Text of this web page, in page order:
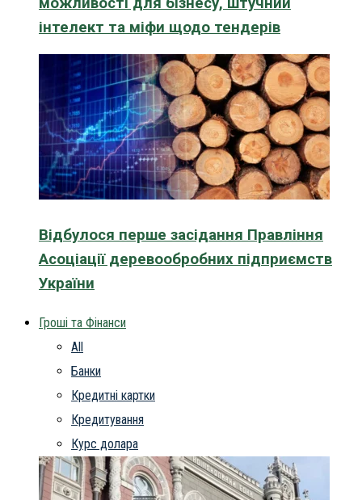
інтелект та міфи щодо тендерів
Відбулося перше засідання Правління
Асоціації деревообробних підприємств
України
Гроші та Фінанси
All
Банки
Кредитні картки
Кредитування
Курс долара